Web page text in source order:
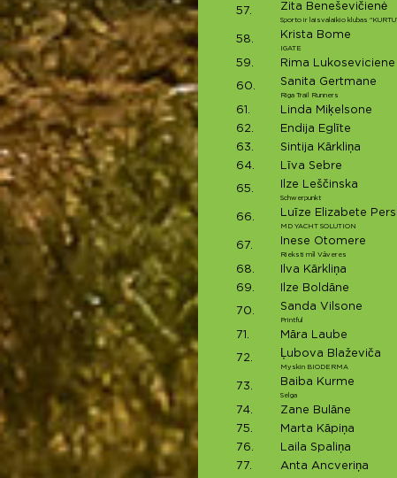
57. Zita Beneševičienė
Sporto ir laisvalaikio klubas
58. Krista Bome
IGATE
59. Rima Lukoseviciene
60. Sanita Gertmane
Riga Trail Runners
61. Linda Miķelsone
62.
Endija Eglīte
63.
Sintija Kārkliņa
64.
Līva Sebre
65. Ilze Leščinska
Schwerpunkt
66. Luīze Elizabete
MD YACHT SOLUTION
67. Inese Otomere
Rieksti mīl Vāveres
68. Ilva Kārkliņa
69.
Ilze Boldāne
70. Sanda Vilsone
Printful
71. Māra Laube
72. Ļubova Blaževiča
Myskin BIODERMA
73. Baiba Kurme
Selga
74. Zane Bulāne
75.
Marta Kāpiņa
76.
Laila Spaliņa
77.
Anta Ancveriņa